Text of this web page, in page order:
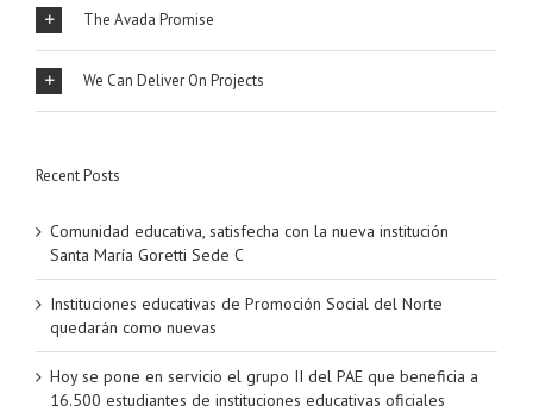
The Avada Promise
We Can Deliver On Projects
Recent Posts
Comunidad educativa, satisfecha con la nueva institución
Santa María Goretti Sede C
Instituciones educativas de Promoción Social del Norte
quedarán como nuevas
Hoy se pone en servicio el grupo II del PAE que beneficia a
16.500 estudiantes de instituciones educativas oficiales